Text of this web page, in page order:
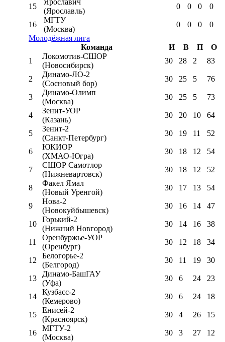
15
Ярославич
(Ярославль)
0 0 0 0
16
МГТУ
(Москва)
0 0 0
0
Молодёжная лига
Команда
И В П
О
1
Локомотив-CШОР
(Новосибирск)
30 28 2 83
2
Динамо-ЛО-2
(Сосновый бор)
30 25 5 76
3
Динамо-Олимп
(Москва)
30 25 5 73
4
Зенит-УОР
(Казань)
30 20 10 64
5
Зенит-2
(Санкт-Петербург)
30 19 11 52
6
ЮКИОР
(ХМАО-Югра)
30 18 12 54
7
СШОР Самотлор
(Нижневартовск)
30 18 12 52
8
Факел Ямал
(Новый Уренгой)
30 17 13 54
9
Нова-2
(Новокуйбышевск)
30 16 14 47
10
Горький-2
(Нижний Новгород)
30 14 16 38
11
Оренбуржье-УОР
(Оренбург)
30 12 18 34
12
Белогорье-2
(Белгород)
30 11 19 30
13
Динамо-БашГАУ
(Уфа)
30 6 24 23
14
Кузбасс-2
(Кемерово)
30 6 24 18
15
Енисей-2
(Красноярск)
30 4 26 15
16
МГТУ-2
(Москва)
30 3 27 12